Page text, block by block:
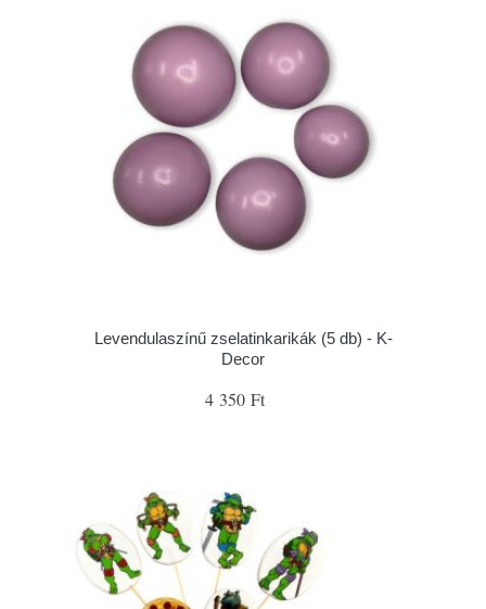
Levendulaszínű zselatinkarikák (5 db) - K-
Decor
4 350 Ft